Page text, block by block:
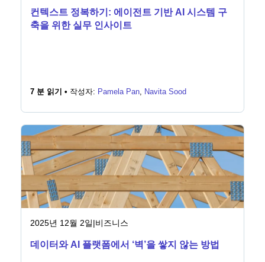
컨텍스트 정복하기: 에이전트 기반 AI 시스템 구
축을 위한 실무 인사이트
7 분 읽기 • 작성자: Pamela Pan, Navita Sood
2025년 12월 2일|비즈니스
데이터와 AI 플랫폼에서 ‘벽’을 쌓지 않는 방법